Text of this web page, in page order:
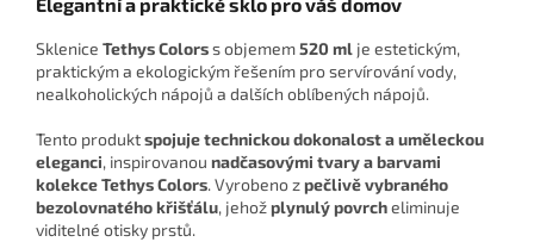
Sklenice Tethys Colorss objemem520 ml je estetickým,
praktickým a ekologickým řešením pro servírování vody,
nealkoholických nápojů a dalších oblíbených nápojů.
Tento produktspojuje technickou dokonalost a uměleckou
eleganci, inspirovanou nadčasovými tvary a barvami
kolekce Tethys Colors. Vyrobeno zpečlivě vybraného
bezolovnatého křišťálu, jehožplynulý povrcheliminuje
viditelné otisky prstů.